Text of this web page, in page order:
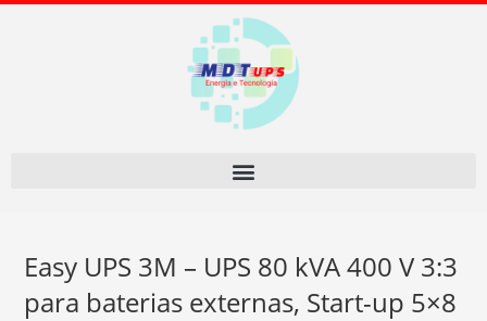
Easy UPS 3M – UPS 80 kVA 400 V 3:3
para baterias externas, Start-up 5×8